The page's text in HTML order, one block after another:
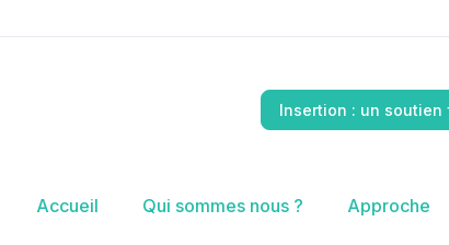
Insertion : un
Accueil Qui sommes nous ? Approche